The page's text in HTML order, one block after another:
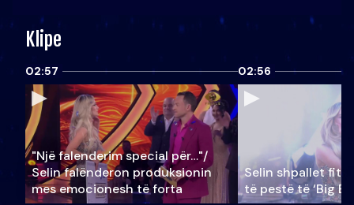
Klipe
02:57
"Një falenderim special për…"/
Selin falënderon produksionin
mes emocionesh të forta
02:56
Selin shpallet
të pestë të ‘Big